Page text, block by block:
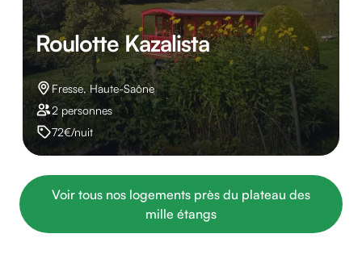
Roulotte Kazalista
Fresse, Haute-Saône
2 personnes
72€/nuit
Voir tous nos logements près du plateau des
mille étangs